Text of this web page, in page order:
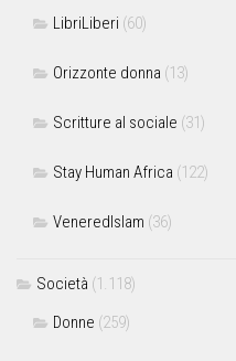
LibriLiberi (60)
Orizzonte donna (13)
Scritture al sociale (31)
Stay Human Africa (122)
VeneredIslam (36)
Società (1.118)
Donne (259)